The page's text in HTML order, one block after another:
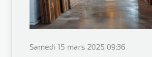
Samedi 15 mars 2025 09:36